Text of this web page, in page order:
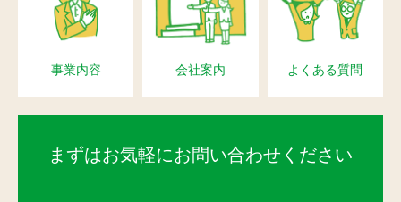
事業内容 会社案内 よくある質問
まずはお気軽にお問い合わせください